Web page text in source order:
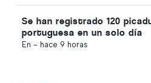
Se han registrado 120
portuguesa en un solo día
En - hace 9 horas